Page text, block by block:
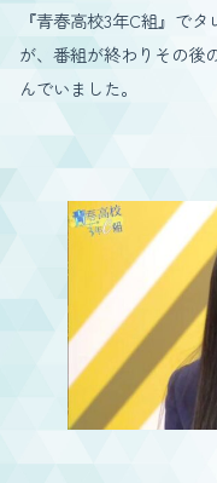
『青春高校3年C組』で
が、番組が終わりその後
んでいました。